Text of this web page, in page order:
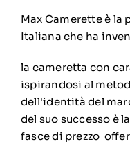
Max Camerette è la
Italiana che ha
la cameretta con
ispirandosi al
dell'identità del
del suo successo è
fasce di prezzo